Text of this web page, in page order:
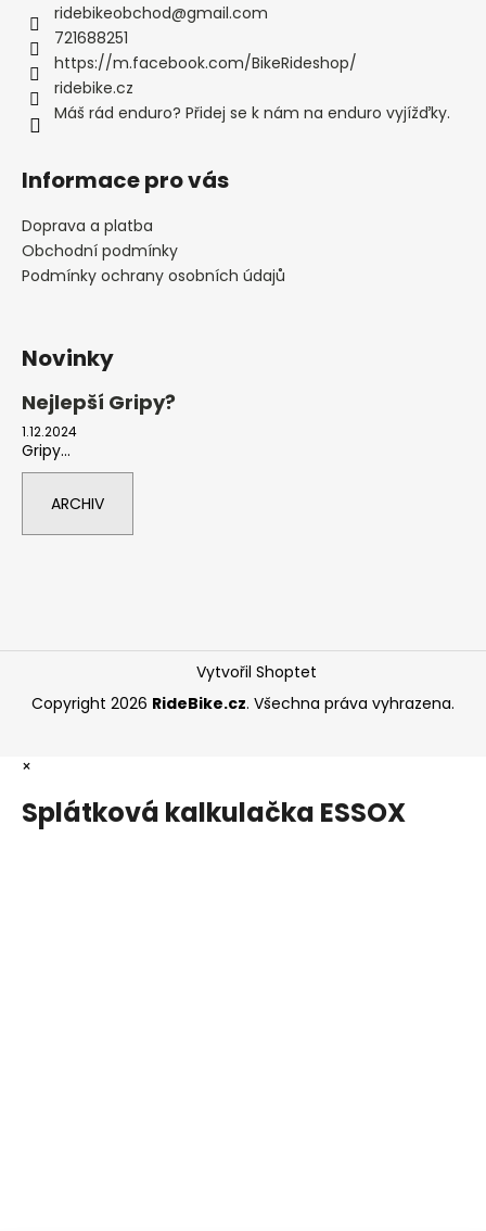
ridebikeobchod@gmail.com
721688251
https://m.facebook.com/BikeRideshop/
ridebike.cz
Máš rád enduro? Přidej se k nám na enduro vyjížďky.
Informace pro vás
Doprava a platba
Obchodní podmínky
Podmínky ochrany osobních údajů
Novinky
Nejlepší Gripy?
1.12.2024
Gripy...
ARCHIV
Vytvořil Shoptet
Copyright 2026 RideBike.cz. Všechna práva vyhrazena.
×
Splátková kalkulačka ESSOX